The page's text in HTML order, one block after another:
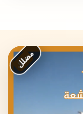
مضلل